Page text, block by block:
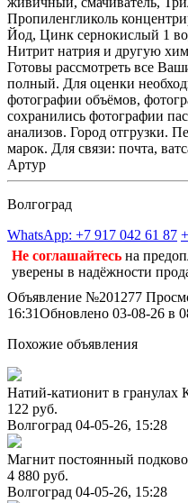
Пропиленгликоль
Йод, Цинк сернокислый 1
Нитрит натрия и другую
Готовы рассмотреть все
полный. Для оценки
фотографии объёмов,
сохранились фотографии
анализов. Город отгрузки.
марок. Для связи: почта,
Артур
Волгоград
WhatsApp: +7 917 042 61 87
Не соглашайтесь на
уверены в надёжности
Объявление №201277
16:31Обновлено 03-08-26 в
Похожие объявления
Натий-катионит в гранулах
122 руб.
Волгоград 04-05-26, 15:28
Магнит постоянный
4 880 руб.
Волгоград 04-05-26, 15:28